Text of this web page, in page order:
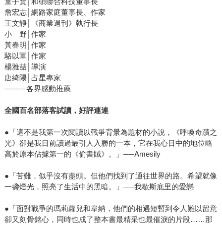
詹宏志│網路家庭董事長、作家
王文靜│《商業週刊》執行長
小 野│作家
黃春明│作家
駱以軍│作家
楊雅喆│導演
唐綺陽│占星專家
────各界感動推薦
全國百名部落客試讀，好評連連
●「這不是我第一次閱讀以戰爭背景為題材的小說，《呼喚奇蹟之
光》卻是我目前讀過最引人入勝的一本，它在我心目中的地位略
高於原本佔據第一的《偷書賊》。」──Amesily
●「苦難，似乎沒有盡頭。但他們找到了通往世界的路。希望就像
一盞燈光，照亮了生活中的黑暗。」──我歇斯底里的愛戀
●「面對戰爭的瑪莉蘿兒和韋納，他們的相遇短暫到令人難以留意
卻又刻骨銘心，同時也成了整本書最精采也最催淚的片段……那